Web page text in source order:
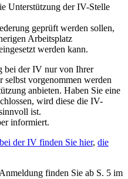
Unterstützung der IV-Stelle
geprüft werden sollen,
Arbeitsplatz
werden kann.
bei der IV nur von Ihrer
vorgenommen werden
anbieten. Haben Sie eine
wird diese die IV-
ist.
informiert.
der IV finden Sie hier, die
finden Sie ab S. 5 im